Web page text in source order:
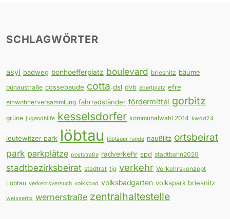
SCHLAGWÖRTER
asyl badweg bonhoefferplatz boulevard briesnitz bäume
bünaustraße cossebaude cotta dsl dvb ebertplatz efre
einwohnerversammlung fahrradständer fördermittel gorbitz
grüne jugendhilfe kesselsdorfer kommunalwahl 2014 kwdd24
leutewitzer park löbtau löbtauer runde naußlitz ortsbeirat
park parkplätze poststraße radverkehr spd stadtbahn2020
stadtbezirksbeirat stadtrat tjg verkehr Verkehrskonzept
Löbtau verkehrsversuch volksbad volksbadgarten volkspark briesnitz
weisseritz wernerstraße zentralhaltestelle